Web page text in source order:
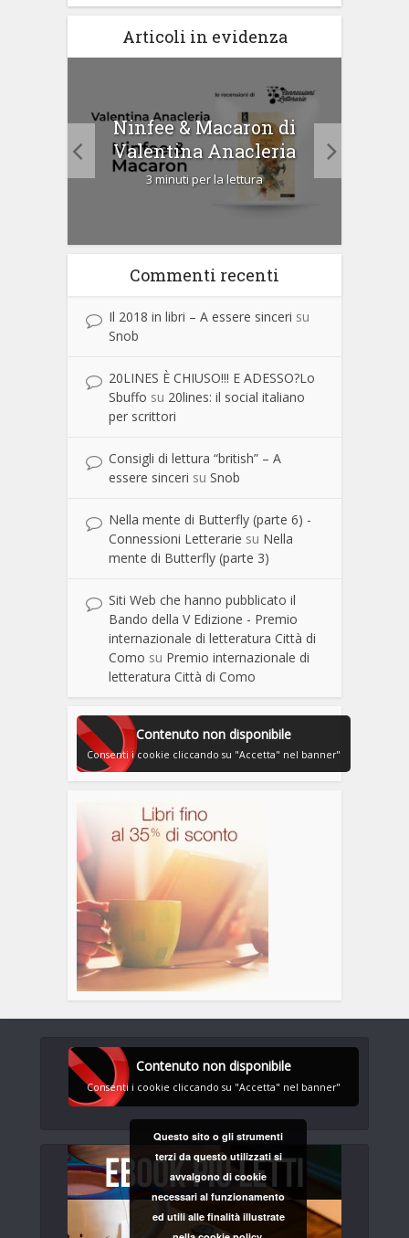
Articoli in evidenza
Ninfee & Macaron di
Valentina Anacleria
3 minuti per la lettura
Commenti recenti
Il 2018 in libri – A essere sinceri su
Snob
20LINES È CHIUSO!!! E ADESSO?Lo
Sbuffo su 20lines: il social italiano
per scrittori
Consigli di lettura “british” – A
essere sinceri su Snob
Nella mente di Butterfly (parte 6) -
Connessioni Letterarie su Nella
mente di Butterfly (parte 3)
Siti Web che hanno pubblicato il
Bando della V Edizione - Premio
internazionale di letteratura Città di
Como su Premio internazionale di
letteratura Città di Como
Contenuto non disponibile
Consenti i cookie cliccando su "Accetta" nel banner"
Contenuto non disponibile
Consenti i cookie cliccando su "Accetta" nel banner"
Questo sito o gli strumenti
terzi da questo utilizzati si
avvalgono di cookie
necessari al funzionamento
ed utili alle finalità illustrate